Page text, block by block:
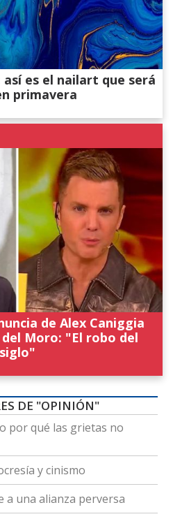
es el nailart que será
primavera
de Alex Caniggia
Moro: "El robo del
siglo"
DE "OPINIÓN"
por qué las grietas no
y cinismo
una alianza perversa